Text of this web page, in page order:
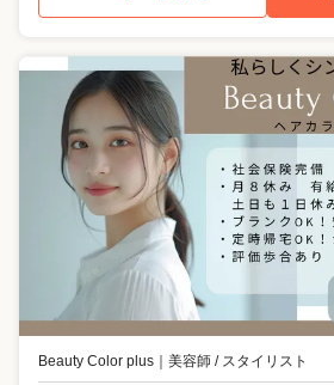
Beauty Color plus 美容師 / スタイリスト